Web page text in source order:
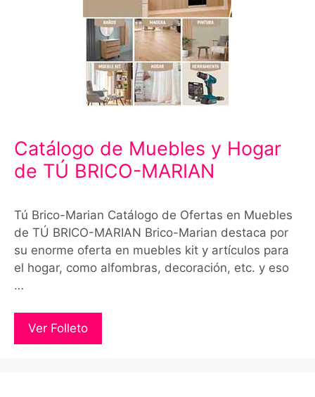
Catálogo de Muebles y Hogar
de TÚ BRICO-MARIAN
Tú Brico-Marian Catálogo de Ofertas en Muebles
de TÚ BRICO-MARIAN Brico-Marian destaca por
su enorme oferta en muebles kit y artículos para
el hogar, como alfombras, decoración, etc. y eso
…
Ver Folleto